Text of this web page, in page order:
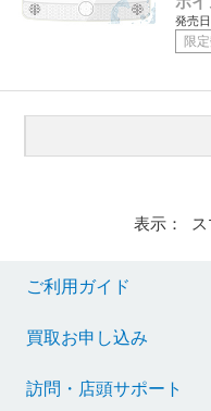
発売
限
表示： ス
ご利用ガイド
買取お申し込み
訪問・店頭サポート